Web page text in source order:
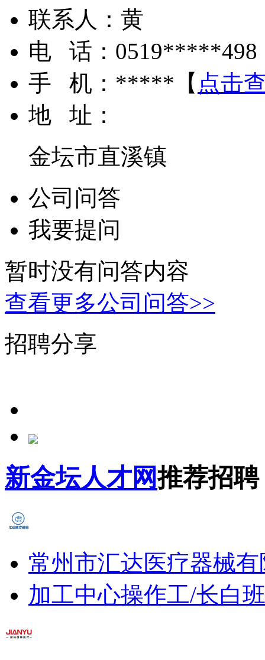
联系人： 黄
电 话： 0519*****498
手 机： ***** 【 点击
地 址：
金坛市直溪镇
公司问答
我要提问
暂时没有问答内容
查看更多公司问答>>
招聘分享
新金坛人才网推荐招聘
常州市汇达医疗器械
加工中心操作工/长白班